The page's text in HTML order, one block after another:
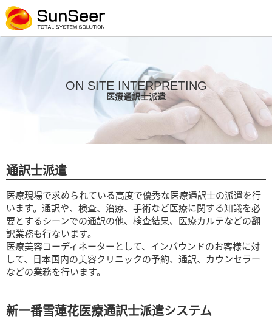
ON SITE INTERPRETING
医療通訳士派遣
通訳士派遣
医療現場で求められている高度で優秀な医療通訳士の派遣を行
います。通訳や、検査、治療、手術など医療に関する知識を必
要とするシーンでの通訳の他、検査結果、医療カルテなどの翻
訳業務も行ないます。
医療美容コーディネーターとして、インバウンドのお客様に対
して、日本国内の美容クリニックの予約、通訳、カウンセラー
などの業務を行います。
新一番雪蓮花医療通訳士派遣システム